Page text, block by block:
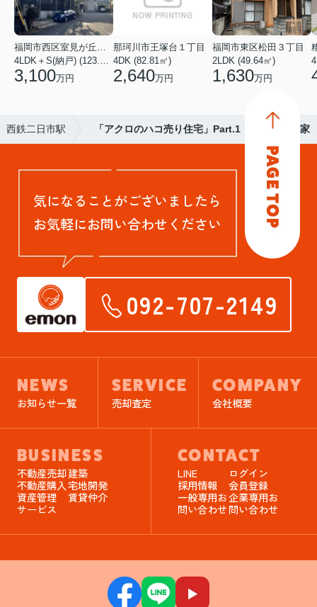
3,100万円
那珂川市王塚台１丁目
4DK (82.81㎡)
2,640万円
福岡市東区松田３丁目
2LDK (49.64㎡)
1,630万円
西鉄二日市駅 「アクロのハコ売り住宅」Part.1 ＤＯＭＡの家
気になることがございましたら
お気軽にお問い合わせください
092-707-2149
NEWS
お知らせ一覧
SERVICE
売却査定
COMPANY
会社概要
BUSINESS
不動産売却建築
不動産購入宅地開発
資産管理
サービス
賃貸仲介
CONTACT
LINE
ログイン
採用情報
会員登録
一般専用お
問い合わせ
企業専用お
問い合わせ